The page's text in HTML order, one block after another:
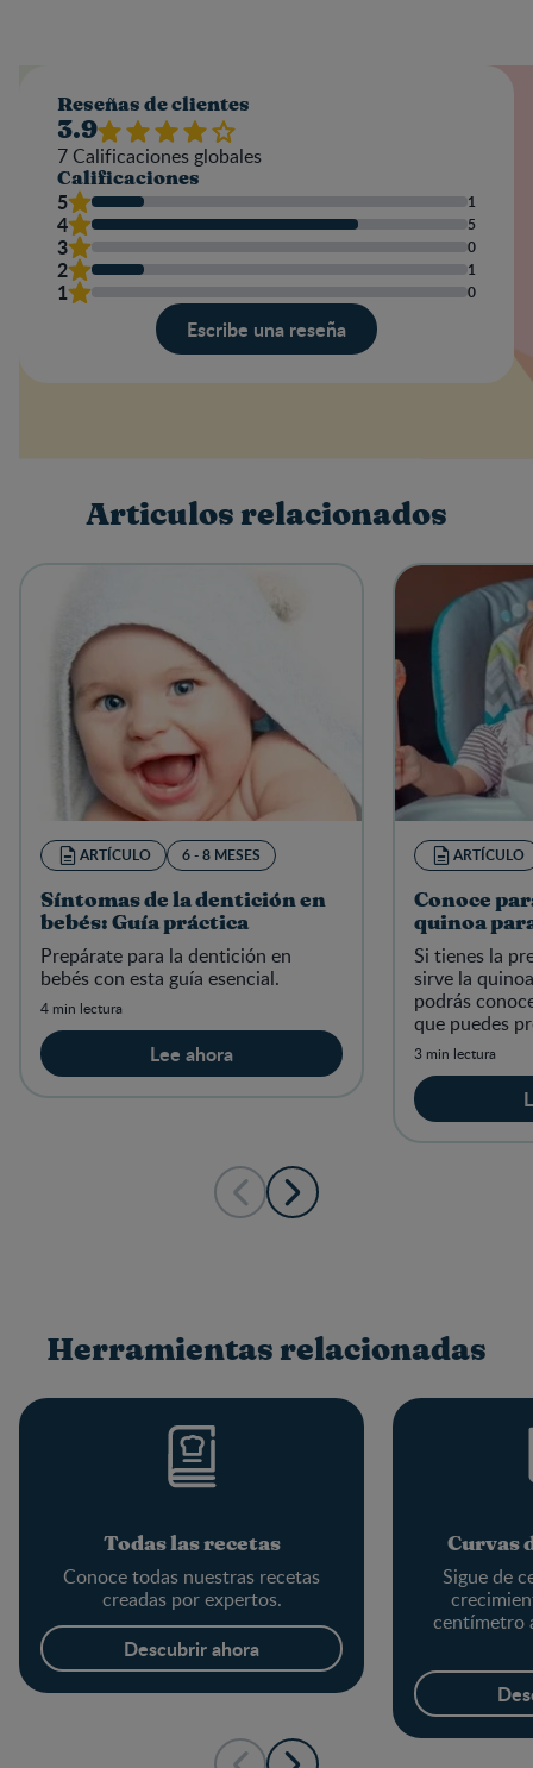
Reseñas de clientes
3.9
7 Calificaciones globales
Calificaciones
5 1
4 5
3 0
2 1
1 0
Escribe una reseña
Escribe una reseña
Articulos relacionados
ARTÍCULO 6 - 8 MESES
Síntomas de la dentición en
bebés: Guía práctica
Prepárate para la dentición en
bebés con esta guía esencial.
4 min lectura
Lee ahora
ARTÍCULO
Conoce
quinoa
Si tienes la
sirve la
podrás
que puedes
relacionado
3 min lectura
Herramientas relacionadas
Todas las recetas
Conoce todas nuestras recetas
creadas por expertos.
Descubrir ahora
Curvas
Sigue de
centímetro